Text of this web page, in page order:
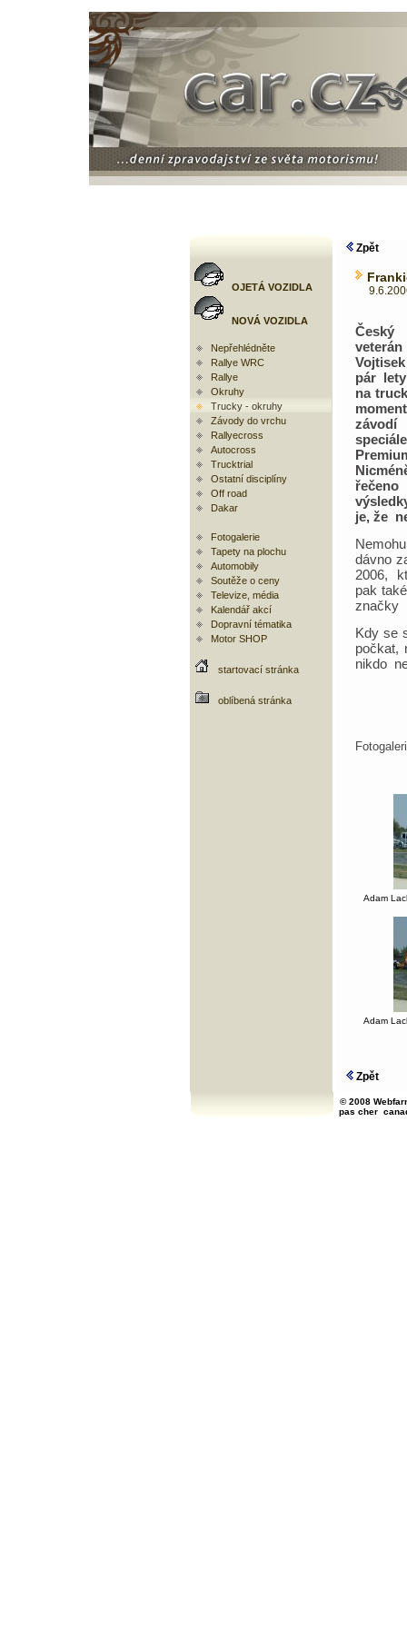
OJETÁ VOZIDLA
NOVÁ VOZIDLA
Nepřehlédněte
Rallye WRC
Rallye
Okruhy
Trucky - okruhy
Závody do vrchu
Rallyecross
Autocross
Trucktrial
Ostatní disciplíny
Off road
Dakar
Fotogalerie
Tapety na plochu
Automobily
Soutěže o ceny
Televize, média
Kalendář akcí
Dopravní tématika
Motor SHOP
startovací stránka
oblíbená stránka
Zpět
Český
pár
na
je, že
dávno
2006,
pak
značky
Kdy se
nikdo
Adam
Adam
Zpět
© 2008
pas cher